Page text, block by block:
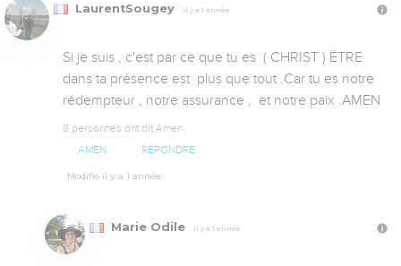
LaurentSougey Il y a 1 année
Si je suis , c'est par ce que tu es  ( CHRIST ) ËTRE
dans ta présence est  plus que tout .Car tu es notre
rédempteur , notre assurance ,  et notre paix .AMEN
8 personnes ont dit Amen
AMEN RÉPONDRE
Modifié il y a 1 année
Marie Odile Il y a 1 année